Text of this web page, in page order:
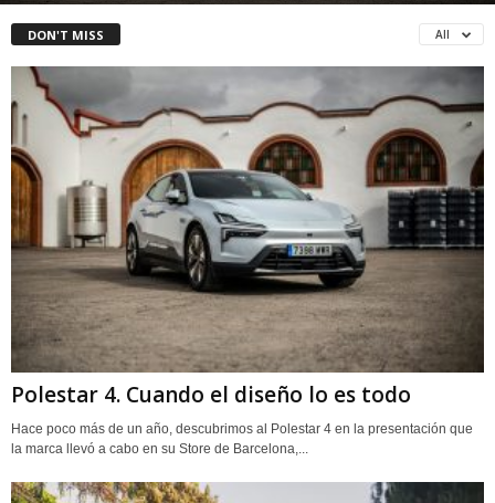
DON'T MISS All
Polestar 4. Cuando el diseño lo es todo
Hace poco más de un año, descubrimos al Polestar 4 en la presentación que
la marca llevó a cabo en su Store de Barcelona,...